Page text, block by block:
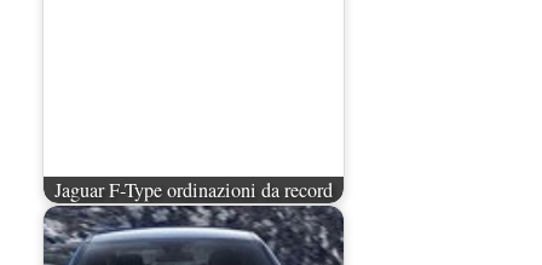
Jaguar F-Type ordinazioni da record